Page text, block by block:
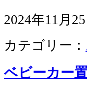
2024年11月25
カテゴリー：
ベビーカー